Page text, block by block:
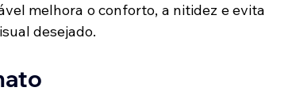
melhora o conforto, a nitidez e evita
desejado.